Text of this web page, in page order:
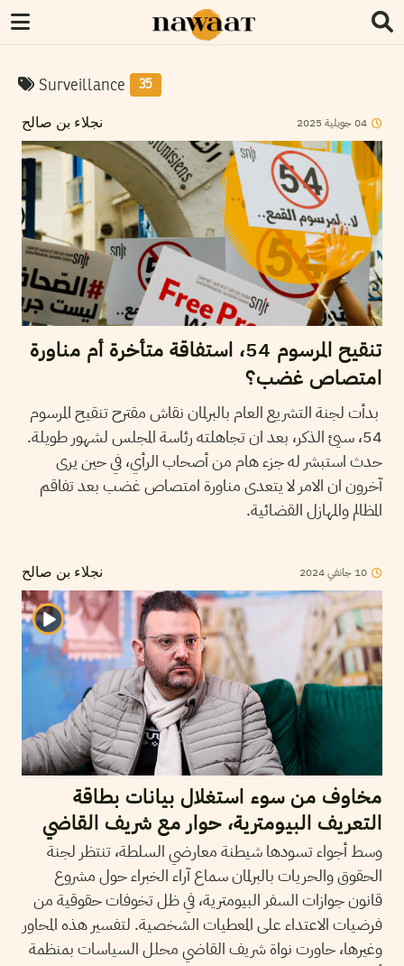
Surveillance 35
نجلاء بن صالح 04جويلية 2025
تنقيح المرسوم 54، استفاقة متأخرة أم مناورة
امتصاص غضب؟
بدأت لجنة التشريع العام بالبرلمان نقاش مقترح تنقيح المرسوم
54، سيئ الذكر، بعد ان تجاهلته رئاسة المجلس لشهور طويلة.
حدث استبشر له جزء هام من أصحاب الرأي، في حين يرى
آخرون ان الامر لا يتعدى مناورة امتصاص غضب بعد تفاقم
المظالم والمهازل القضائية.
نجلاء بن صالح 10 جانفي2024
مخاوف من سوء استغلال بيانات بطاقة
التعريف البيومترية، حوار مع شريف القاضي
وسط أجواء تسودها شيطنة معارضي السلطة، تنتظر لجنة
الحقوق والحريات بالبرلمان سماع آراء الخبراء حول مشروع
قانون جوازات السفر البيومترية، في ظل تخوفات حقوقية من
فرضيات الاعتداء على المعطيات الشخصية. لتفسير هذه المحاور
وغيرها، حاورت نواة شريف القاضي محلل السياسات بمنظمة